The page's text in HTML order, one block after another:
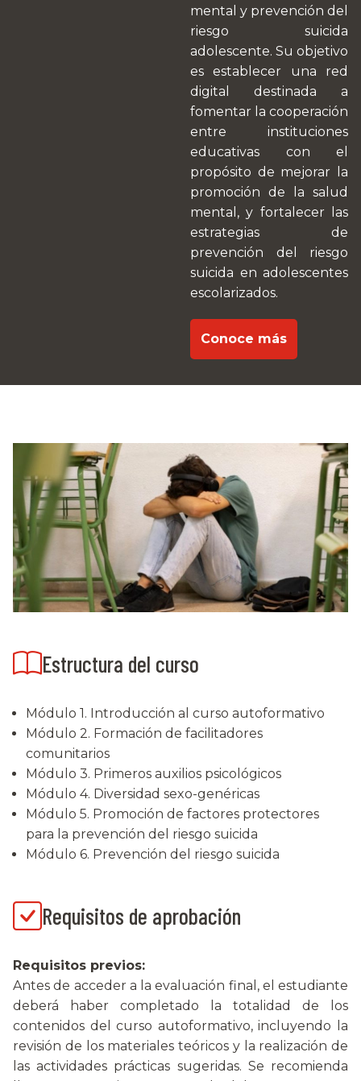
mental y prevención del
riesgo suicida
adolescente. Su objetivo
es establecer una red
digital destinada a
fomentar la cooperación
entre instituciones
educativas con el
propósito de mejorar la
promoción de la salud
mental, y fortalecer las
estrategias de
prevención del riesgo
suicida en adolescentes
escolarizados.
Conoce más
Estructura del curso
Módulo 1. Introducción al curso autoformativo
Módulo 2. Formación de facilitadores
comunitarios
Módulo 3. Primeros auxilios psicológicos
Módulo 4. Diversidad sexo-genéricas
Módulo 5. Promoción de factores protectores
para la prevención del riesgo suicida
Módulo 6. Prevención del riesgo suicida
Requisitos de aprobación
Requisitos previos:
Antes de acceder a la evaluación final, el estudiante
deberá haber completado la totalidad de los
contenidos del curso autoformativo, incluyendo la
revisión de los materiales teóricos y la realización de
las actividades prácticas sugeridas. Se recomienda